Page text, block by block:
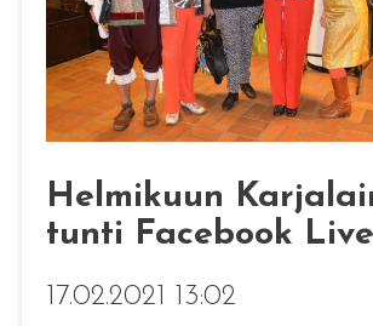
Helmikuun
tunti Facebook
17.02.2021 13:02